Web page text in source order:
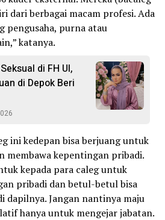
dari berbagai macam profesi. Ada
pengusaha, purna atau
katanya.
di FH UI,
di Depok Beri
ini kedepan bisa berjuang untuk
membawa kepentingan pribadi.
kepada para caleg untuk
pribadi dan betul-betul bisa
dapilnya. Jangan nantinya maju
hanya untuk mengejar jabatan.